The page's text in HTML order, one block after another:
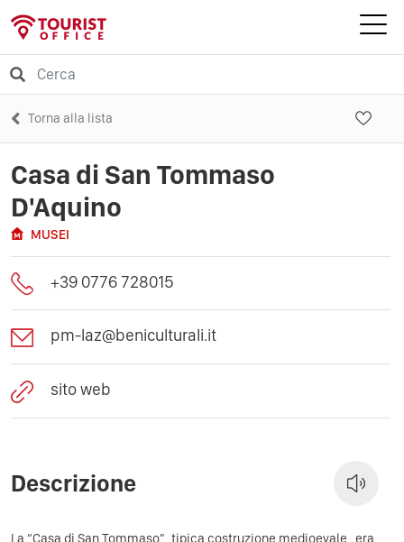
Torna alla lista
Casa di San Tommaso
D'Aquino
MUSEI
+39 0776 728015
pm-laz@beniculturali.it
sito web
Descrizione
La “Casa di San Tommaso”, tipica costruzione medioevale, era